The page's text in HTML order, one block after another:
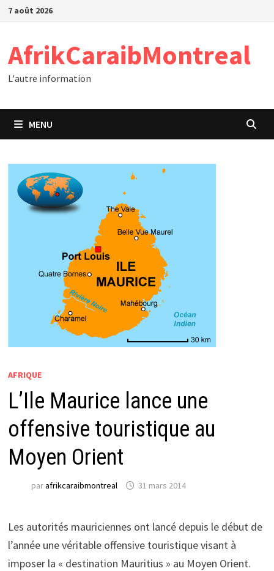
Passer
7 août 2026
AfrikCaraibMontreal
L'autre information
MENU
AFRIQUE
L’Ile Maurice lance une
offensive touristique au
Moyen Orient
parafrikcaraibmontreal 31 mars 2014
Les autorités mauriciennes ont lancé depuis le début de
l’année une véritable offensive touristique visant à
imposer la « destination Mauritius » au Moyen Orient.